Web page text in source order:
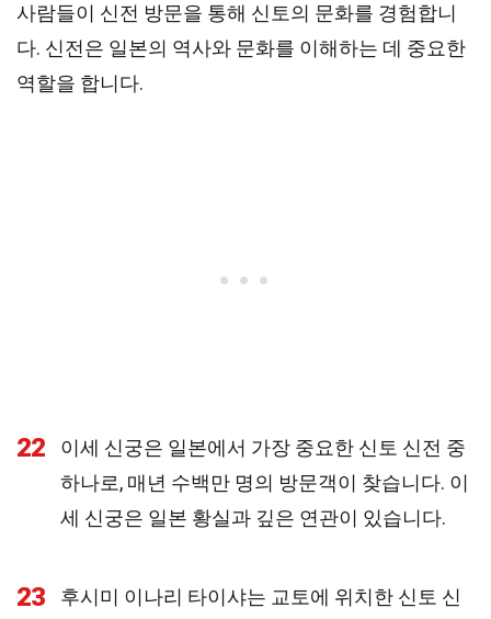
사람들이 신전 방문을 통해 신토의 문화를 경험합니
다. 신전은 일본의 역사와 문화를 이해하는 데 중요한
역할을 합니다.
22
이세 신궁은 일본에서 가장 중요한 신토 신전 중
하나로, 매년 수백만 명의 방문객이 찾습니다. 이
세 신궁은 일본 황실과 깊은 연관이 있습니다.
23
후시미 이나리 타이샤는 교토에 위치한 신토 신